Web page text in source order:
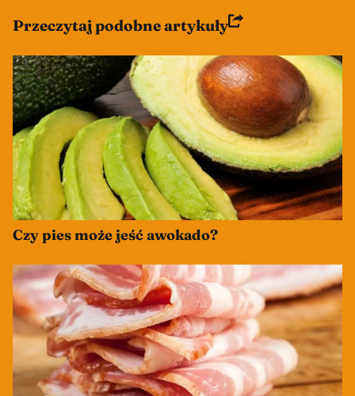
Przeczytaj podobne artykuły
Czy pies może jeść awokado?